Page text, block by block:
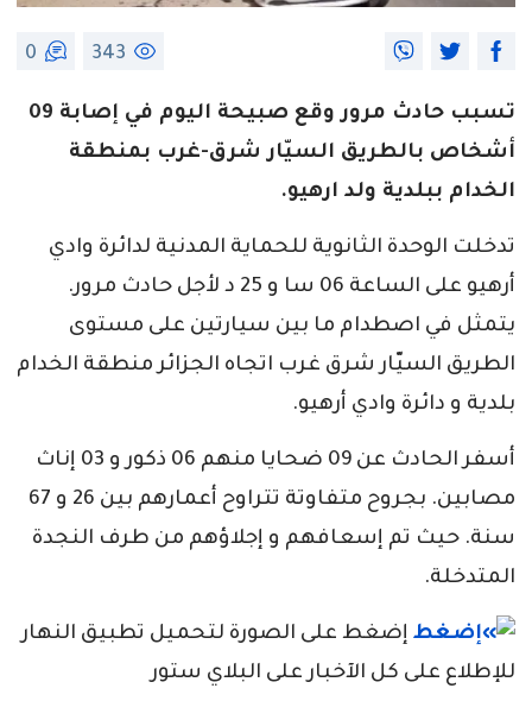
343
0
تسبب حادث مرور وقع صبيحة اليوم في إصابة 09
أشخاص بالطريق السيّار شرق-غرب بمنطقة
الخدام ببلدية ولد ارهيو.
تدخلت الوحدة الثانوية للحماية المدنية لدائرة وادي
أرهيو على الساعة 06 سا و 25 د لأجل حادث مرور.
يتمثل في اصطدام ما بين سيارتين على مستوى
الطريق السيّار شرق غرب اتجاه الجزائر منطقة الخدام
بلدية و دائرة وادي أرهيو.
أسفر الحادث عن 09 ضحايا منهم 06 ذكور و 03 إناث
مصابين. بجروح متفاوتة تتراوح أعمارهم بين 26 و 67
سنة. حيث تم إسعافهم و إجلاؤهم من طرف النجدة
المتدخلة.
إضغط على الصورة لتحميل تطبيق النهار
للإطلاع على كل الآخبار على البلاي ستور